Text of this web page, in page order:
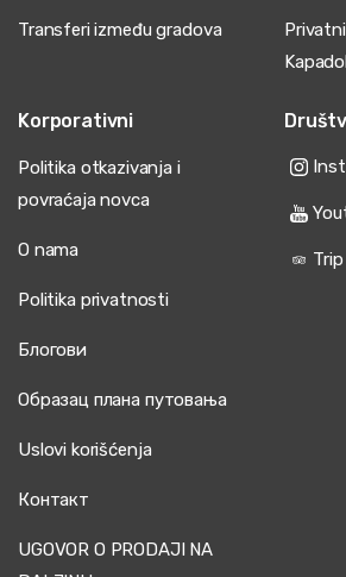
Transferi između gradova
Korporativni
Politika otkazivanja i
povraćaja novca
O nama
Politika privatnosti
Блогови
Образац плана путовања
Uslovi korišćenja
Контакт
UGOVOR O PRODAJI NA